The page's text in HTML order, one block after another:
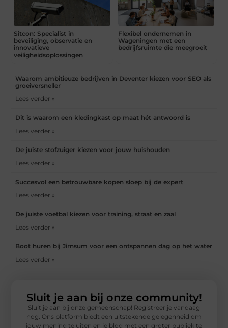
Sitcon: Specialist in
beveiliging, observatie en
innovatieve
veiligheidsoplossingen
Flexibel ondernemen in
Wageningen met een
bedrijfsruimte die meegroeit
Waarom ambitieuze bedrijven in Deventer kiezen voor SEO als
groeiversneller
Lees verder »
Dit is waarom een kledingkast op maat hét antwoord is
Lees verder »
De juiste stofzuiger kiezen voor jouw huishouden
Lees verder »
Succesvol een betrouwbare kopen sloep bij de expert
Lees verder »
De juiste voetbal kiezen voor training, straat en zaal
Lees verder »
Boot huren bij Jirnsum voor een ontspannen dag op het water
Lees verder »
Sluit je aan bij onze community!
Sluit je aan bij onze gemeenschap! Registreer je vandaag
nog. Ons platform biedt een uitstekende gelegenheid om
jouw mening te uiten en je blog met een groter publiek te